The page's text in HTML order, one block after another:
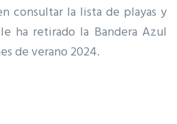
consultar la lista de playas y
ha retirado la Bandera Azul
de verano 2024.